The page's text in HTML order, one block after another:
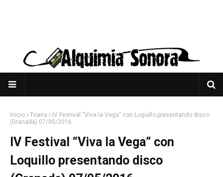
Inicio Triana
IV Festival “Viva la Vega” con Loquillo presentando disco
(Granada) 07/05/2016
IV Festival “Viva la Vega” con
Loquillo presentando disco